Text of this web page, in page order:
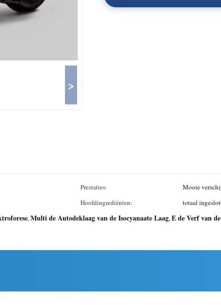
>
Prestaties:
Mooie
Hoofdingrediënten:
totaal
,Multi de Autodeklaag van de Isocyanaate Laag,E de Verf van